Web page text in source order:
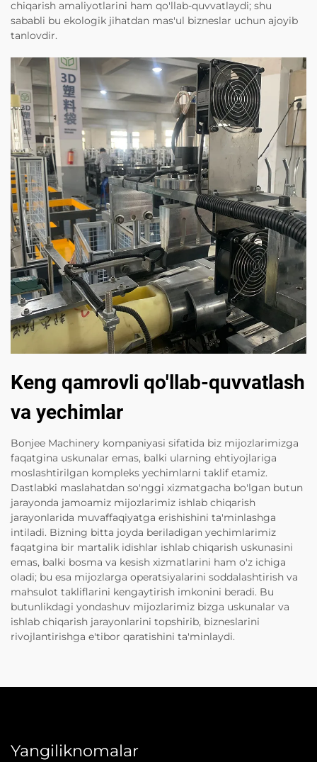
chiqarish amaliyotlarini ham qo'llab-quvvatlaydi; shu
sababli bu ekologik jihatdan mas'ul bizneslar uchun ajoyib
tanlovdir.
Keng qamrovli qo'llab-quvvatlash
va yechimlar
Bonjee Machinery kompaniyasi sifatida biz mijozlarimizga
faqatgina uskunalar emas, balki ularning ehtiyojlariga
moslashtirilgan kompleks yechimlarni taklif etamiz.
Dastlabki maslahatdan so'nggi xizmatgacha bo'lgan butun
jarayonda jamoamiz mijozlarimiz ishlab chiqarish
jarayonlarida muvaffaqiyatga erishishini ta'minlashga
intiladi. Bizning bitta joyda beriladigan yechimlarimiz
faqatgina bir martalik idishlar ishlab chiqarish uskunasini
emas, balki bosma va kesish xizmatlarini ham o'z ichiga
oladi; bu esa mijozlarga operatsiyalarini soddalashtirish va
mahsulot takliflarini kengaytirish imkonini beradi. Bu
butunlikdagi yondashuv mijozlarimiz bizga uskunalar va
ishlab chiqarish jarayonlarini topshirib, bizneslarini
rivojlantirishga e'tibor qaratishini ta'minlaydi.
Yangiliknomalar